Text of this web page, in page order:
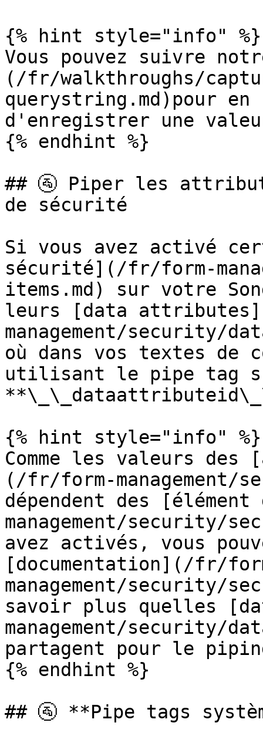
{% hint style="info" %}
Vous pouvez suivre
(/fr/walkthroughs/
querystring.md)pour
d'enregistrer une
{% endhint %}
## 🚰 Piper les
de sécurité
Si vous avez activé
sécurité](/fr/form-
items.md) sur votre
leurs [data
management/security/
où dans vos textes de
utilisant le pipe tag
{% hint style="info" %}
Comme les valeurs
(/fr/form-management/
dépendent des
management/security/
avez activés, vous
[documentation](/fr/
management/security/
savoir plus quelles
management/security/
partagent pour le
{% endhint %}
## 🚰 **Pipe tags